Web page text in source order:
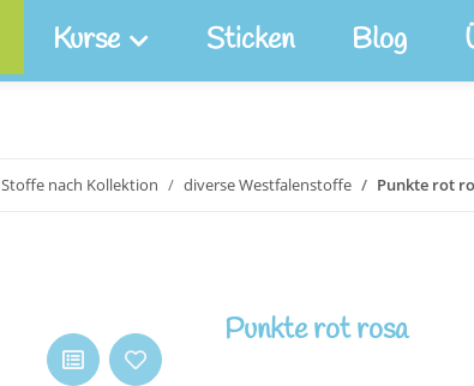
Kurse Sticken Blog
Stoffe nach Kollektion diverse Westfalenstoffe Punkte rot
Punkte rot rosa